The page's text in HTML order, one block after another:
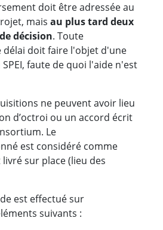
doit être adressée au
mais au plus tard deux
décision. Toute
délai doit faire l'objet d'une
faute de quoi l'aide n'est
ne peuvent avoir lieu
d’octroi ou un accord écrit
Le
est considéré comme
livré sur place (lieu des
est effectué sur
suivants :